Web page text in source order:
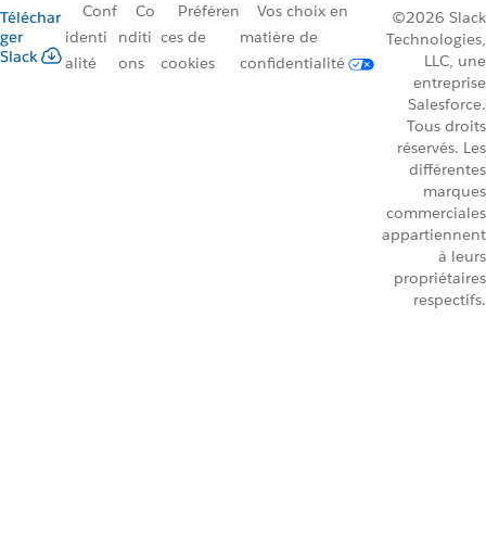
Téléchar
ger
Slack
Conf
identi
alité
Co
nditi
ons
Préféren
ces de
cookies
Vos choix en
matière de
confidentialité
©2026 Slack
Technologies,
LLC, une
entreprise
Salesforce.
Tous droits
réservés. Les
différentes
marques
commerciales
appartiennent
à leurs
propriétaires
respectifs.